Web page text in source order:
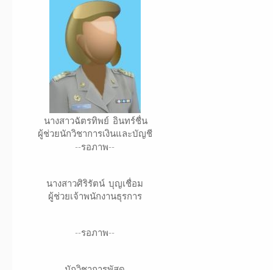
นางสาวฉัตรทิพย์ อินทร์ชื่น
ผู้ช่วยนักวิชาการเงินและบัญชี
--รอภาพ--
นางสาวศิริรัตน์ บุญเชื่อม
ผู้ช่วยเจ้าพนักงานธุรการ
--รอภาพ--